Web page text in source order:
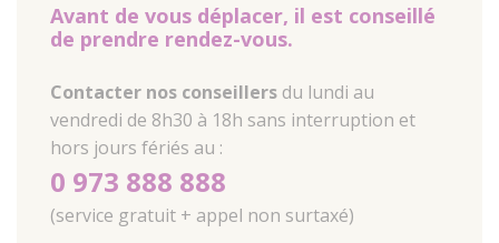
Avant de vous déplacer, il est conseillé
de prendre rendez-vous.
Contacter nos conseillers du lundi au
vendredi de 8h30 à 18h sans interruption et
hors jours fériés au :
0 973 888 888
(service gratuit + appel non surtaxé)